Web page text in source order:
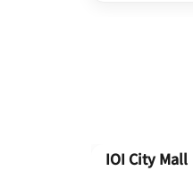
IOI City Mall